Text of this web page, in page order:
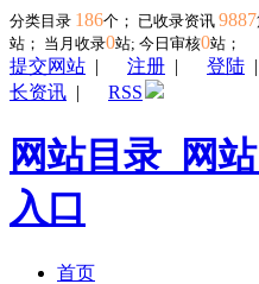
分类目录 186个； 已收录资讯 9887
站； 当月收录0站; 今日审核0站；
提交网站 | 注册 | 登陆
长资讯 | RSS
网站目录_网
入口
首页